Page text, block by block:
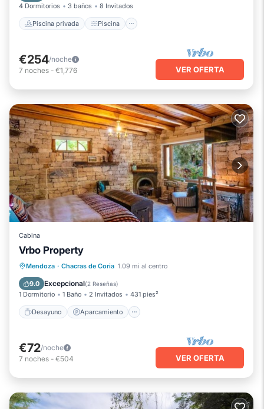
4 Dormitorios 3 baños 8 Invitados
Piscina privada Piscina
€254/noche
7 noches - €1,776 VER OFERTA
Cabina
Vrbo Property
Mendoza · Chacras de Coria 1.09 mi al centro
9.0 Excepcional(2 Reseñas)
1 Dormitorio 1 Baño 2 Invitados 431 pies²
Desayuno Aparcamiento
Desayuno
Aparcamiento
Balcón/Terraza
€72/noche
7 noches - €504 VER OFERTA